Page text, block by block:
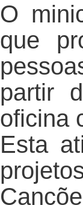
O
que
partir
oficina
Esta